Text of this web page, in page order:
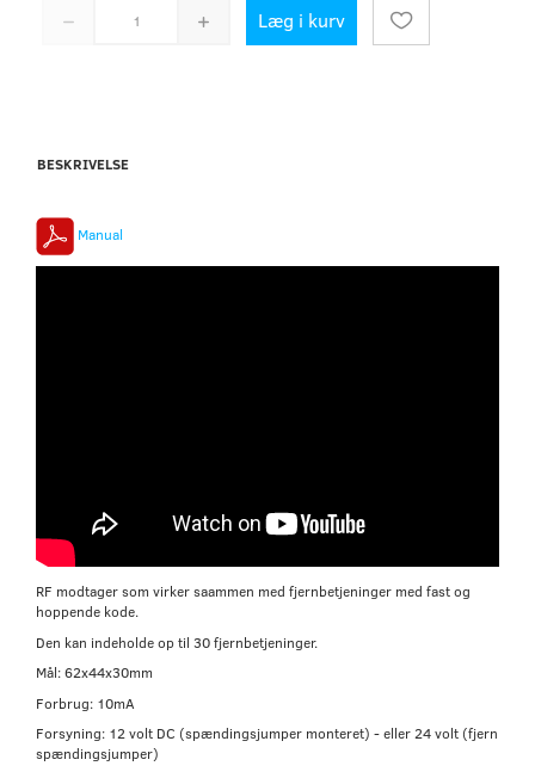
Læg i kurv
BESKRIVELSE
Manual
RF modtager som virker saammen med fjernbetjeninger med fast og
hoppende kode.
Den kan indeholde op til 30 fjernbetjeninger.
Mål: 62x44x30mm
Forbrug: 10mA
Forsyning: 12 volt DC (spændingsjumper monteret) - eller 24 volt (fjern
spændingsjumper)